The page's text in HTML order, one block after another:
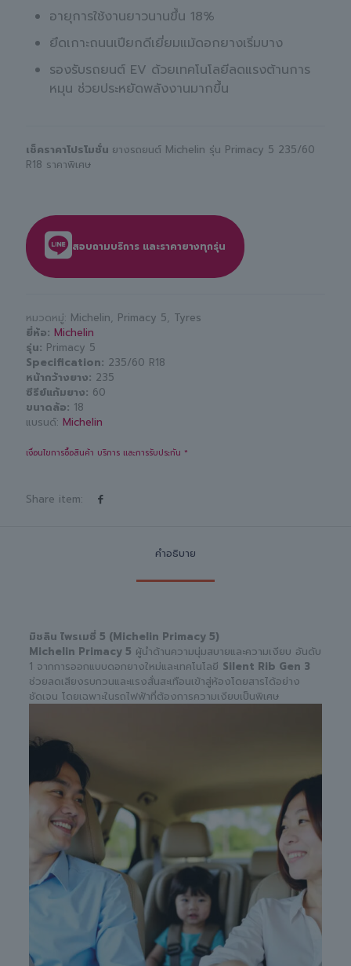
อายุการใช้งานยาวนานขึ้น 18%
ยึดเกาะถนนเปียกดีเยี่ยมแม้ดอกยางเริ่มบาง
รองรับรถยนต์ EV ด้วยเทคโนโลยีลดแรงต้านการ
หมุน ช่วยประหยัดพลังงานมากขึ้น
เช็คราคาโปรโมชั่น ยางรถยนต์ Michelin รุ่น Primacy 5 235/60
R18 ราคาพิเศษ
สอบถามบริการ และราคายางทุกรุ่น
หมวดหมู่: Michelin, Primacy 5, Tyres
ยี่ห้อ Michelin
รุ่น Primacy 5
Specification 235/60 R18
หน้ากว้างยาง 235
ซีรีย์แก้มยาง 60
ขนาดล้อ 18
แบรนด์: Michelin
เงื่อนไขการซื้อสินค้า บริการ และการรับประกัน *
Share item:
คำอธิบาย
มิชลิน ไพรเมซี่ 5 (Michelin Primacy 5)
Michelin Primacy 5 ผู้นำด้านความนุ่มสบายและความเงียบ อันดับ
1 จากการออกแบบดอกยางใหม่และเทคโนโลยี Silent Rib Gen 3
ช่วยลดเสียงรบกวนและแรงสั่นสะเทือนเข้าสู่ห้องโดยสารได้อย่าง
ชัดเจน โดยเฉพาะในรถไฟฟ้าที่ต้องการความเงียบเป็นพิเศษ